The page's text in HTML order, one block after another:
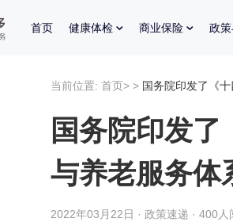
首页 健康体检 商业保险 政
当前位置: 首页> > 国务院印发了《
国务院印发
与养老服务体
2022年03月22日 · 政策速递 · 400人